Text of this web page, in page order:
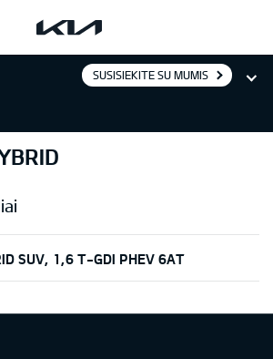
SUSISIEKITE SU MUMIS
SUV, 1,6 T-GDI PHEV 6AT